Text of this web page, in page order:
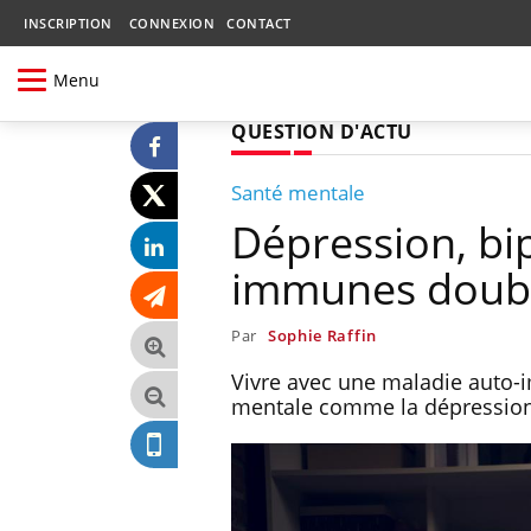
INSCRIPTION CONNEXION CONTACT
Menu
QUESTION D'ACTU
Santé mentale
Dépression,
immunes
Par Sophie Raffin
Vivre avec une maladie
mentale comme la